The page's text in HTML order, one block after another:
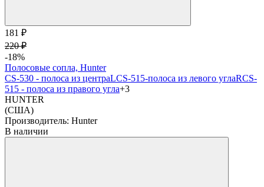
181 ₽
220 ₽
-18%
Полосовые сопла, Hunter
CS-530 - полоса из центраLCS-515-полоса из левого углаRCS-
515 - полоса из правого угла+3
HUNTER
(США)
Производитель: Hunter
В наличии